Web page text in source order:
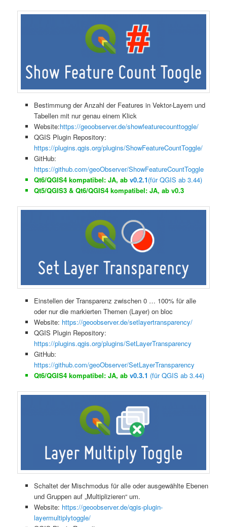
Bestimmung der Anzahl der Features in Vektor-Layern und
Tabellen mit nur genau einem Klick
Website:https://geoobserver.de/showfeaturecounttoggle/
QGIS Plugin Repository:
https://plugins.qgis.org/plugins/ShowFeatureCountToggle/
GitHub:
https://github.com/geoObserver/ShowFeatureCountToggle
Qt6/QGIS4 kompatibel: JA, ab v0.2.1(für QGIS ab 3.44)
Qt5/QGIS3 & Qt6/QGIS4 kompatibel: JA, ab v0.3
Einstellen der Transparenz zwischen 0 … 100% für alle
oder nur die markierten Themen (Layer) on bloc
Website: https://geoobserver.de/setlayertransparency/
QGIS Plugin Repository:
https://plugins.qgis.org/plugins/SetLayerTransparency
GitHub:
https://github.com/geoObserver/SetLayerTransparency
Qt6/QGIS4 kompatibel: JA, ab v0.3.1 (für QGIS ab 3.44)
Schaltet der Mischmodus für alle oder ausgewählte Ebenen
und Gruppen auf „Multiplizieren“ um.
Website: https://geoobserver.de/qgis-plugin-
layermultiplytoggle/